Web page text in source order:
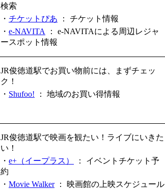
検索
・ チケットぴあ ： チケット情報
・ e-NAVITA ： e-NAVITAによる周辺レジャ
ースポット情報
JR俊徳道駅でお買い物前には、まずチェッ
ク！
・ Shufoo! ： 地域のお買い得情報
JR俊徳道駅で映画を観たい！ライブにいきた
い！
・ e+（イープラス） ： イベントチケット予
約
・ Movie Walker： 映画館の上映スケジュール